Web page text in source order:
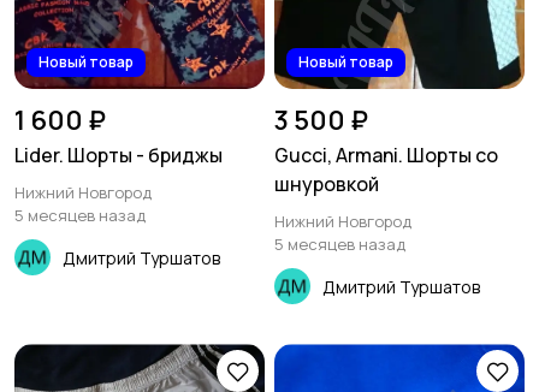
Новый товар
1 600 ₽
Lider. Шорты - бриджы
Нижний Новгород
5 месяцев назад
Дмитрий Туршатов
Новый товар
3 500 ₽
Gucci, Armani. Шорты со
шнуровкой
Нижний Новгород
5 месяцев назад
Дмитрий Туршатов